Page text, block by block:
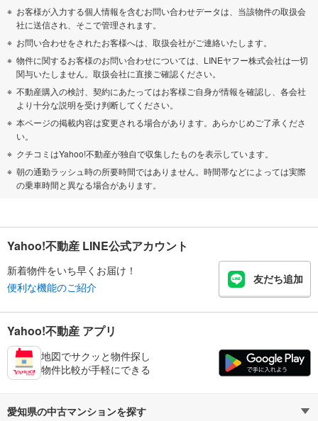
お客様が入力する個人情報を含むお問い合わせデータは、当該物件の取扱会
社に送信され、そこで管理されます。
お問い合わせをされたお客様へは、取扱会社がご連絡いたします。
物件に関するお客様のお問い合わせについては、LINEヤフー株式会社は一切
関与いたしません。取扱会社に直接ご確認ください。
不動産購入の検討、契約にあたってはお客様ご自身が情報を確認し、各会社
より十分な説明を受け判断してください。
本ページの掲載内容は変更される場合があります。あらかじめご了承くださ
い。
クチコミはYahoo!不動産が独自で収集したものを表示しています。
朝の通勤ラッシュ時の所要時間ではありません。時間帯などによっては実際
の乗車時間と異なる場合があります。
Yahoo!不動産 LINE公式アカウント
新着物件をいち早くお届け！
便利な機能のご紹介
友だち追加
Yahoo!不動産 アプリ
地図でサクッと物件探し
物件比較が手軽にできる
愛知県の中古マンションを探す